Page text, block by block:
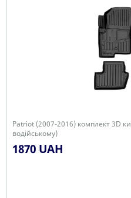
Patriot (2007-2016) комплект 3D
водійському)
1870 UAH